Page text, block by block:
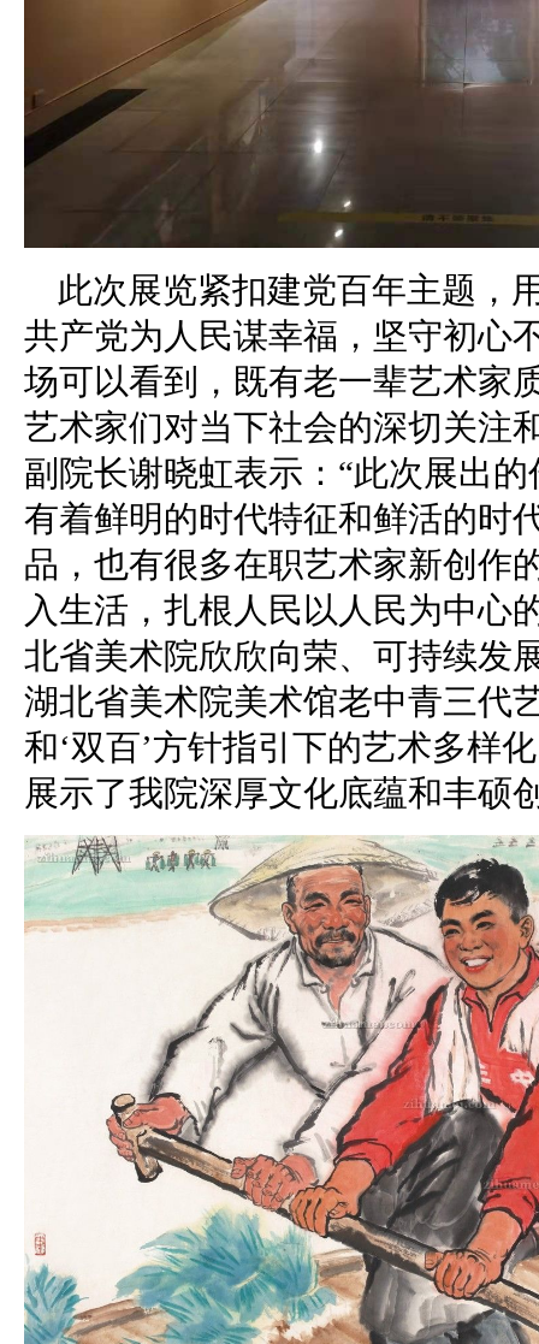
此次展览紧扣建党百年主题，
共产党为人民谋幸福，坚守初心
场可以看到，既有老一辈艺术家
艺术家们对当下社会的深切关注
副院长谢晓虹表示：“此次展出
有着鲜明的时代特征和鲜活的时
品，也有很多在职艺术家新创作
入生活，扎根人民以人民为中心
北省美术院欣欣向荣、可持续发
湖北省美术院美术馆老中青三代
和‘双百’方针指引下的艺术多样
展示了我院深厚文化底蕴和丰硕